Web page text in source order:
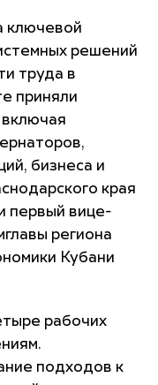
ключевой
решений
труда в
приняли
бизнеса и
края
первый вице-
региона
Кубани
рабочих
подходов к